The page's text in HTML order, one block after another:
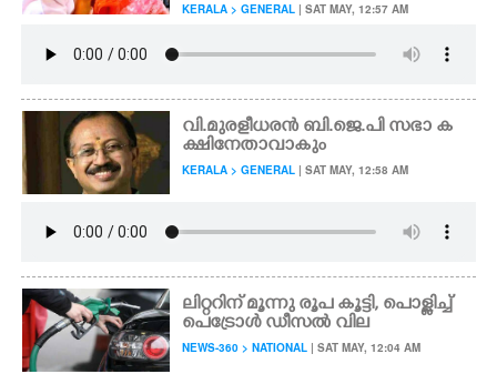
ASTRO
CARTOONS
LITERATURE
ZOOM
CONTACT US
KERALA > GENERAL | SAT MAY, 12:57 AM
വി.മുരളീധരൻ ബി.ജെ.പി സഭാ ക
ക്ഷിനേതാവാകും
KERALA > GENERAL | SAT MAY, 12:58 AM
ലിറ്ററിന് മൂന്നു രൂപ കൂട്ടി,​ പൊള്ളിച്ച്
പെട്രോൾ ഡീസൽ വില
NEWS-360 > NATIONAL | SAT MAY, 12:04 AM